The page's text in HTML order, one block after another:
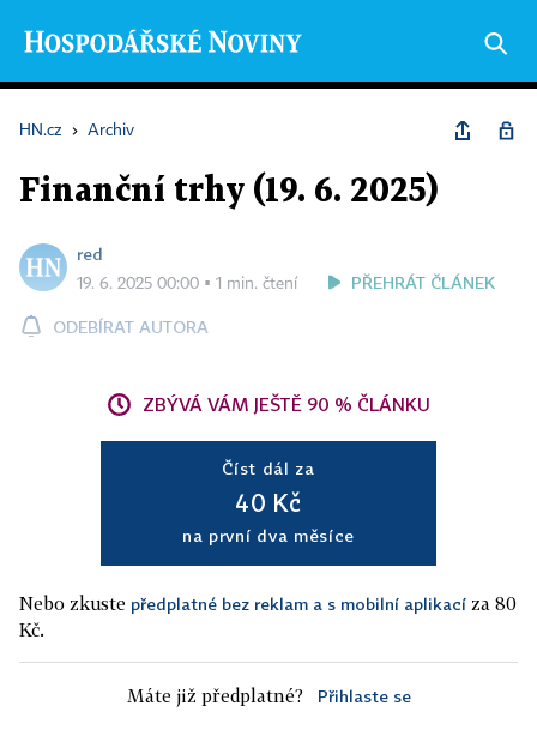
HN.cz › Archiv
Finanční trhy (19. 6. 2025)
red
19. 6. 2025 00:00 ▪ 1 min. čtení PŘEHRÁT ČLÁNEK
ODEBÍRAT AUTORA
ZBÝVÁ VÁM JEŠTĚ 90 % ČLÁNKU
Číst dál za
40 Kč
na první dva měsíce
Nebo zkuste předplatné bez reklam a s mobilní aplikací za 80
Kč.
Máte již předplatné? Přihlaste se